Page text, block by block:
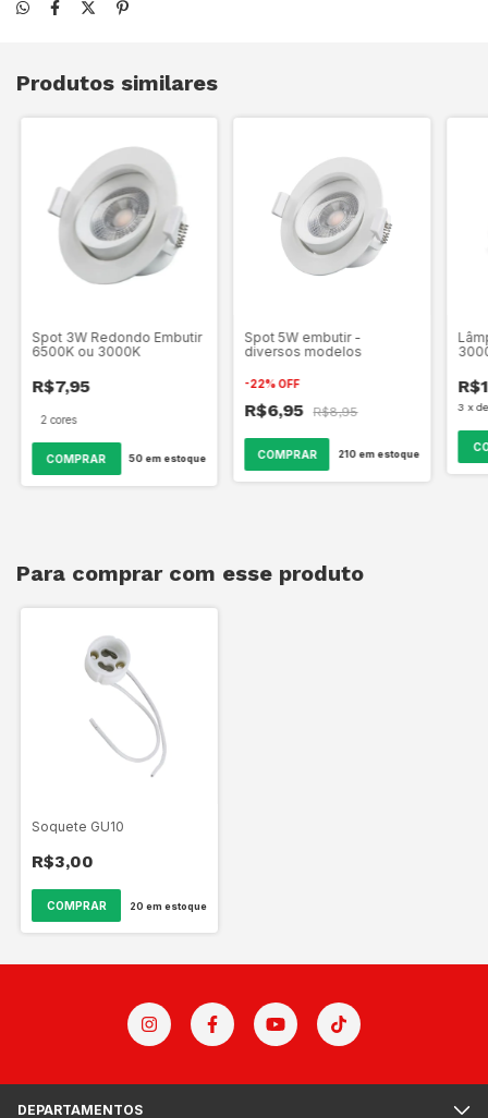
Produtos similares
Spot 3W Redondo Embutir
6500K ou 3000K
R$7,95
2 cores
COMPRAR 50em estoque
Spot 5W embutir -
diversos modelos
-22%OFF
R$6,95 R$8,95
COMPRAR 210em estoque
3 x
Para comprar com esse produto
Soquete GU10
R$3,00
20 em estoque
DEPARTAMENTOS